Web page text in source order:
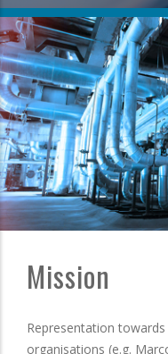
Mission
Representation
organisations (e.g.